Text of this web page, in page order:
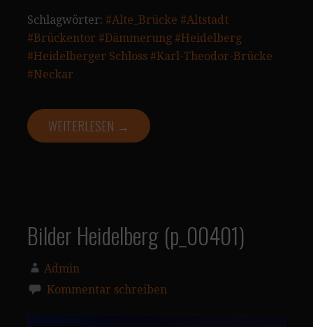
Schlagwörter: #Alte_Brücke #Altstadt
#Brückentor #Dämmerung #Heidelberg
#Heidelberger Schloss #Karl-Theodor-Brücke
#Neckar
WEITERLESEN →
Bilder Heidelberg (p_00401)
Admin
Kommentar schreiben